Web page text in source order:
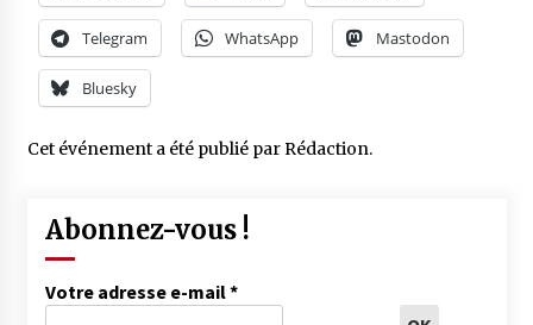
Telegram WhatsApp Mastodon
Bluesky
Cet événement a été publié parRédaction.
Abonnez-vous !
Votre adresse e-mail*